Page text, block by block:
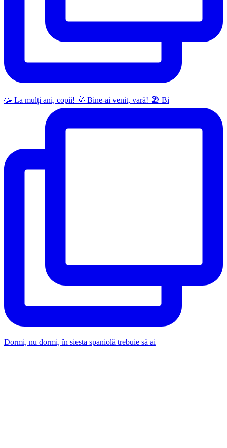
🥳 La mulți ani, copii! 🌞 Bine-ai venit, vară! 🏖 Bi
Dormi, nu dormi, în siesta spaniolă trebuie să ai